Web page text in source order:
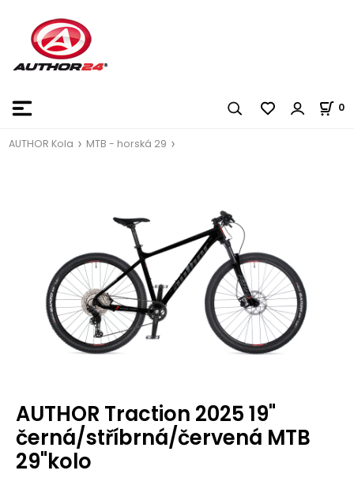
0
AUTHOR Kola MTB - horská 29
AUTHOR Traction 2025 19"
černá/stříbrná/červená MTB
29"kolo